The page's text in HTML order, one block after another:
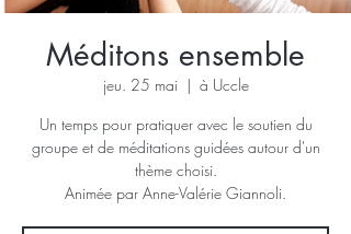
Méditons ensemble
jeu. 25 mai
  |
à Uccle
Un temps pour pratiquer avec le soutien du
groupe et de méditations guidées autour d'un
thème choisi.
Animée par Anne-Valérie Giannoli.